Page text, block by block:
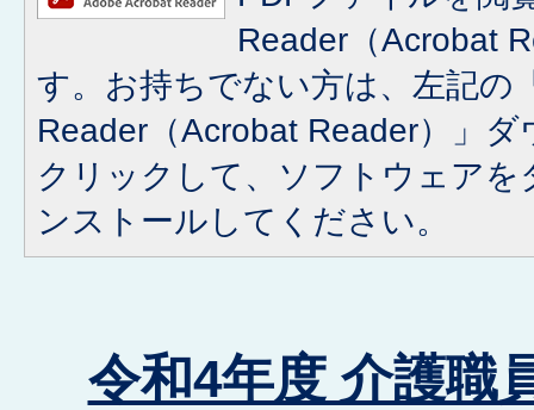
Reader（Acrobat
す。お持ちでない方は、左記の
Reader（Acrobat Reader）」
クリックして、ソフトウェア
ンストールしてください。
令和4年度 介護職